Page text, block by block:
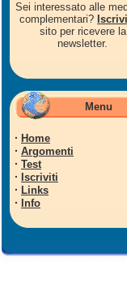
Sei interessato alle
complementari?
sito per ricevere la
newsletter.
Menu
· Home
· Argomenti
· Test
· Iscriviti
· Links
· Info